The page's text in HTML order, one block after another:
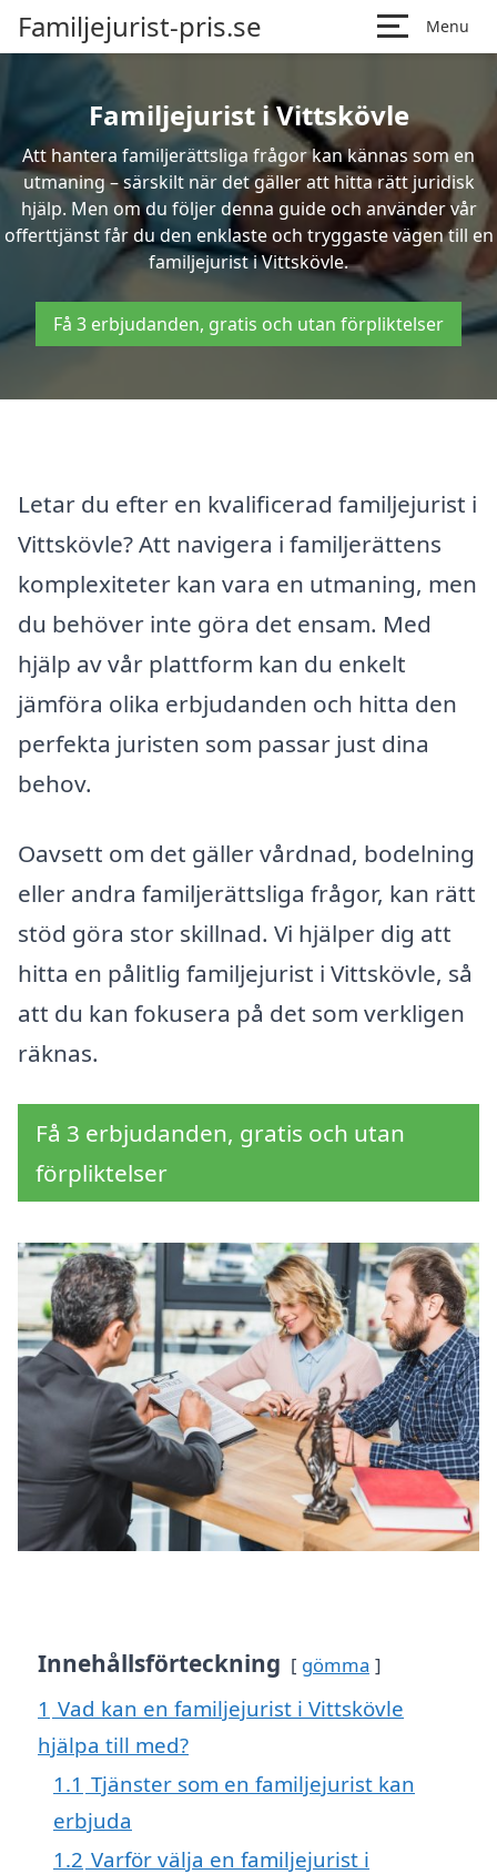
Familjejurist-pris.se Menu
Familjejurist i Vittskövle
Att hantera familjerättsliga frågor kan kännas som en
utmaning – särskilt när det gäller att hitta rätt juridisk
hjälp. Men om du följer denna guide och använder vår
offerttjänst får du den enklaste och tryggaste vägen till en
familjejurist i Vittskövle.
Få 3 erbjudanden, gratis och utan förpliktelser
Letar du efter en kvalificerad familjejurist i
Vittskövle? Att navigera i familjerättens
komplexiteter kan vara en utmaning, men
du behöver inte göra det ensam. Med
hjälp av vår plattform kan du enkelt
jämföra olika erbjudanden och hitta den
perfekta juristen som passar just dina
behov.
Oavsett om det gäller vårdnad, bodelning
eller andra familjerättsliga frågor, kan rätt
stöd göra stor skillnad. Vi hjälper dig att
hitta en pålitlig familjejurist i Vittskövle, så
att du kan fokusera på det som verkligen
räknas.
Få 3 erbjudanden, gratis och utan
förpliktelser
Innehållsförteckning gömma
1 Vad kan en familjejurist i Vittskövle
hjälpa till med?
1.1 Tjänster som en familjejurist kan
erbjuda
1.2 Varför välja en familjejurist i